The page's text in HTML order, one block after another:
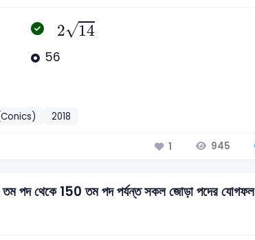
2√14
2 14
56
2018
1 945
থেকে 150 তম পদ পর্যন্ত সকল জোড়া পদের যোগফল